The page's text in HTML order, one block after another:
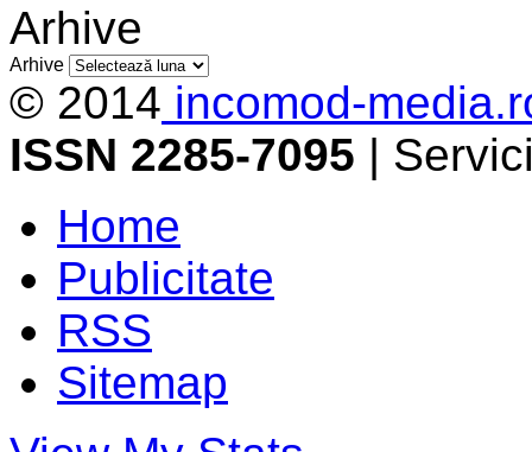
Arhive
Arhive
© 2014 incomod-
ISSN 2285-7095 |
Home
Publicitate
RSS
Sitemap